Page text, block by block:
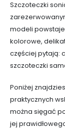
Szczoteczki
modeli powstaje
kolorowe,
częściej pytają:
szczoteczki
Poniżej
praktycznych
można sięgać
jej